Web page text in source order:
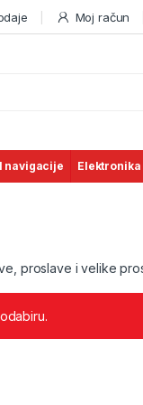
Moj račun
navigacije Elektronika
proslave i velike